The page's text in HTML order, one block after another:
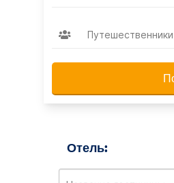
Путешественники
Отель: